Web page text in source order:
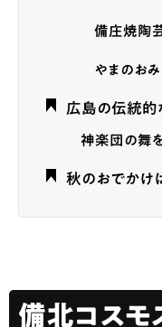
備庄焼陶
やまのお
広島の伝統的
神楽団の舞
秋のおでかけ
備北コスモ